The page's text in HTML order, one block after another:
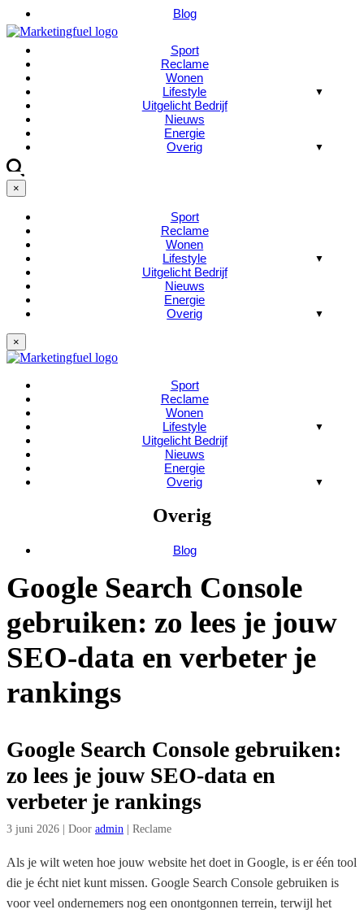
Blog
Sport
Reclame
Wonen
Lifestyle
Uitgelicht Bedrijf
Nieuws
Energie
Overig
×
Sport
Reclame
Wonen
Lifestyle
Uitgelicht Bedrijf
Nieuws
Energie
Overig
×
Sport
Reclame
Wonen
Lifestyle
Uitgelicht Bedrijf
Nieuws
Energie
Overig
Overig
Blog
Google Search Console
gebruiken: zo lees je jouw
SEO-data en verbeter je
rankings
Google Search Console gebruiken:
zo lees je jouw SEO-data en
verbeter je rankings
3 juni 2026 Door admin Reclame
Als je wilt weten hoe jouw website het doet in Google, is er één tool
die je écht niet kunt missen. Google Search Console gebruiken is
voor veel ondernemers nog een onontgonnen terrein, terwijl het